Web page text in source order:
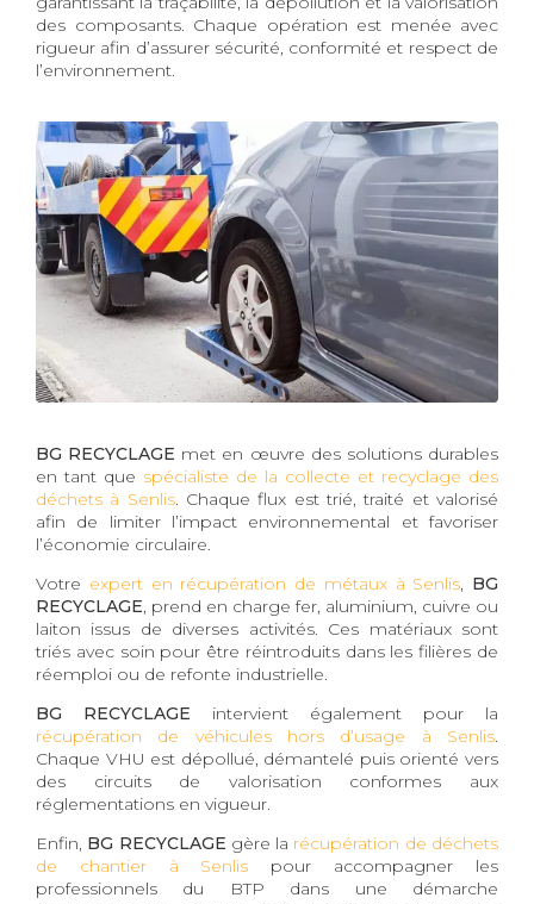
des composants. Chaque opération est menée avec
rigueur afin d’assurer sécurité, conformité et respect de
l’environnement.
BG RECYCLAGE met en œuvre des solutions durables
en tant que spécialiste de la collecte et recyclage des
déchets à Senlis. Chaque flux est trié, traité et valorisé
afin de limiter l’impact environnemental et favoriser
l’économie circulaire.
Votre expert en récupération de métaux à Senlis, BG
RECYCLAGE, prend en charge fer, aluminium, cuivre ou
laiton issus de diverses activités. Ces matériaux sont
triés avec soin pour être réintroduits dans les filières de
réemploi ou de refonte industrielle.
BG RECYCLAGE intervient également pour la
récupération de véhicules hors d’usage à Senlis.
Chaque VHU est dépollué, démantelé puis orienté vers
des circuits de valorisation conformes aux
réglementations en vigueur.
Enfin, BG RECYCLAGE gère la récupération de déchets
de chantier à Senlis pour accompagner les
professionnels du BTP dans une démarche